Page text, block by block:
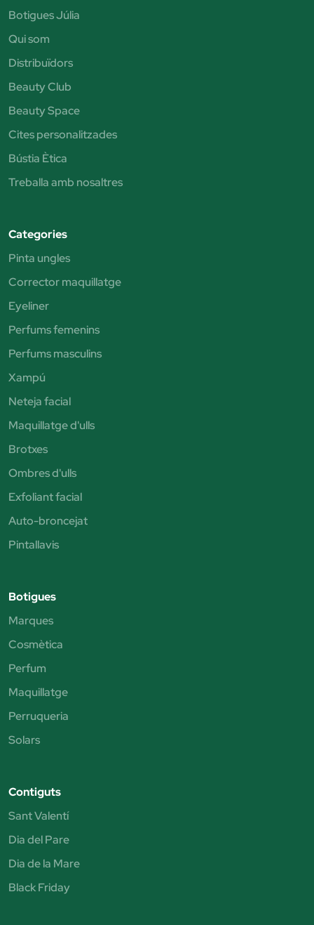
Botigues Júlia
Qui som
Distribuïdors
Beauty Club
Beauty Space
Cites personalitzades
Bústia Ètica
Treballa amb nosaltres
Categories
Pinta ungles
Corrector maquillatge
Eyeliner
Perfums femenins
Perfums masculins
Xampú
Neteja facial
Maquillatge d'ulls
Brotxes
Ombres d'ulls
Exfoliant facial
Auto-broncejat
Pintallavis
Botigues
Marques
Cosmètica
Perfum
Maquillatge
Perruqueria
Solars
Contiguts
Sant Valentí
Dia del Pare
Dia de la Mare
Black Friday